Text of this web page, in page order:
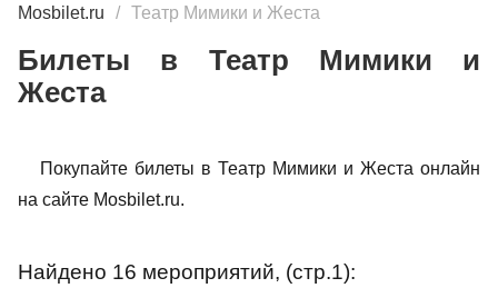
Mosbilet.ru Театр Мимики и Жеста
Билеты в Театр Мимики и
Жеста
Покупайте билеты в Театр Мимики и Жеста онлайн
на сайте Mosbilet.ru.
Найдено 16 мероприятий, (стр.1):